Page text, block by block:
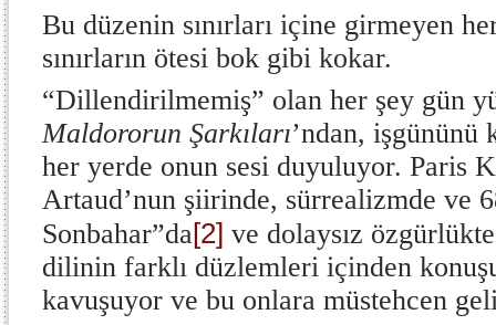
Bu düzenin sınırları içine girmeyen
sınırların ötesi bok gibi kokar.
“Dillendirilmemiş” olan her şey gün
Maldororun Şarkıları’ndan, işgününü
her yerde onun sesi duyuluyor. Paris
Artaud’nun şiirinde, sürrealizmde ve
Sonbahar”da[2] ve dolaysız
dilinin farklı düzlemleri içinden
kavuşuyor ve bu onlara müstehcen